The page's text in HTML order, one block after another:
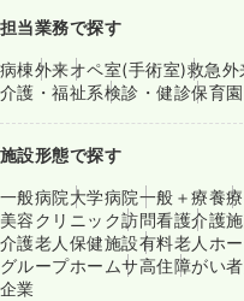
担当業務で探す
病棟外来オペ室(手術室)救急外
介護・福祉系検診・健診保育
施設形態で探す
一般病院大学病院一般＋療養
美容クリニック訪問看護介護
介護老人保健施設有料老人ホ
グループホームサ高住障がい
企業